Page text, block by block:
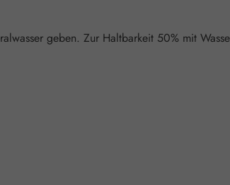
geben. Zur Haltbarkeit 50% mit